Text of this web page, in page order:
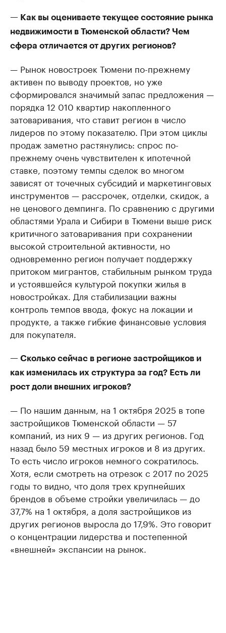
— Как вы оцениваете текущее состояние рынка
недвижимости в Тюменской области? Чем
сфера отличается от других регионов?
— Рынок новостроек Тюмени по-прежнему
активен по выводу проектов, но уже
сформировался значимый запас предложения —
порядка 12 010 квартир накопленного
затоваривания, что ставит регион в число
лидеров по этому показателю. При этом циклы
продаж заметно растянулись: спрос по-
прежнему очень чувствителен к ипотечной
ставке, поэтому темпы сделок во многом
зависят от точечных субсидий и маркетинговых
инструментов — рассрочек, отделки, скидок, а
не ценового демпинга. По сравнению с другими
областями Урала и Сибири в Тюмени выше риск
критичного затоваривания при сохранении
высокой строительной активности, но
одновременно регион получает поддержку
притоком мигрантов, стабильным рынком труда
и устоявшейся культурой покупки жилья в
новостройках. Для стабилизации важны
контроль темпов ввода, фокус на локации и
продукте, а также гибкие финансовые условия
для покупателя.
— Сколько сейчас в регионе застройщиков и
как изменилась их структура за год? Есть ли
рост доли внешних игроков?
— По нашим данным, на 1 октября 2025 в топе
застройщиков Тюменской области — 57
компаний, из них 9 — из других регионов. Год
назад было 59 местных игроков и 8 из других.
То есть число игроков немного сократилось.
Хотя, если смотреть на отрезок с 2017 по 2025
годы то видно, что доля трех крупнейших
брендов в объеме стройки увеличилась — до
37,7% на 1 октября, а доля застройщиков из
других регионов выросла до 17,9%. Это говорит
о концентрации лидерства и постепенной
«внешней» экспансии на рынок.